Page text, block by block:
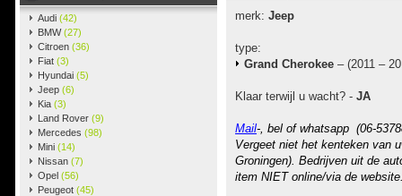
Audi (42)
BMW(27)
Citroen (36)
Fiat (3)
Hyundai (5)
Jeep (6)
Kia (3)
Land Rover (9)
Mercedes (98)
Mini (14)
Nissan (7)
Opel (56)
Peugeot (45)
merk: Jeep
type:
Grand Cherokee – (2011 –
Klaar terwijl u wacht? - JA
Mail-, bel of whatsapp (06-
Vergeet niet het kenteken van
Groningen). Bedrijven uit de
item NIET online/via de